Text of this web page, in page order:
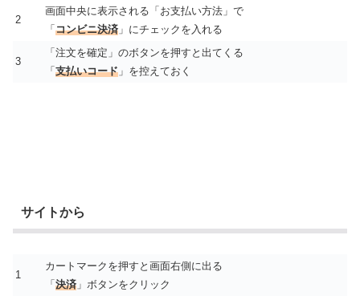
2
画面中央に表示される「お支払い方法」で
「 コンビニ決済 」にチェックを入れる
3
「注文を確定」のボタンを押すと出てくる
「 支払いコード 」を控えておく
サイトから
1
カートマークを押すと画面右側に出る
「決済 」ボタンをクリック